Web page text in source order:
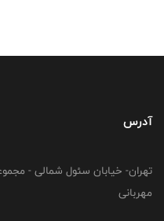
آدرس
تهران- خیابان سئول شمالی -
مهربانی